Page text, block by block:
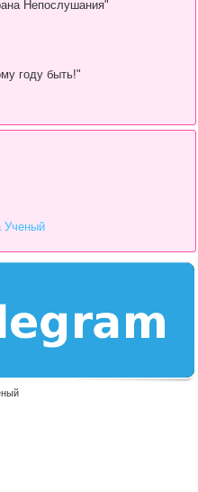
Непослушания"
году быть!"
Ученый